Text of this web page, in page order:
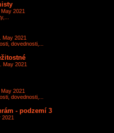
2021
May 2021
dovednosti,...
May 2021
2021
dovednosti,...
- podzemí 3
2021